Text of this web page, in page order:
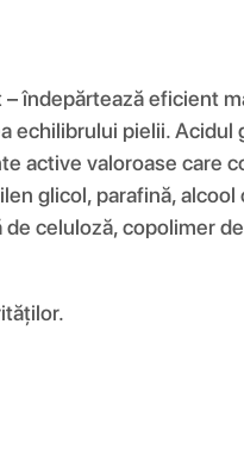
îndepărtează eficient
echilibrului pielii.
active valoroase care
glicol, parafină,
celuloză, copolimer